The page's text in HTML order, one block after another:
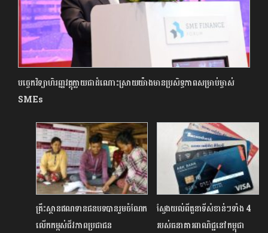
បច្ចេកវិទ្យាហិរញ្ញវត្ថុក្លាយជាដំណោះស្រាយយ៉ាងមានប្រសិទ្ធភាពសម្រាប់ម្ចាស់
SMEs
គ្រឹះស្ថានឥណទានជនបទបានរួមចំណែក
លើកកម្ពស់ជីវភាពប្រជាជន
ស្វែងយល់ពីតួនាទីសំខាន់ៗទាំង 4
របស់ធនាគារពាណិជ្ជនៅកម្ពុជា